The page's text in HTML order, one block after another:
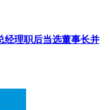
经理职后当选董事长并